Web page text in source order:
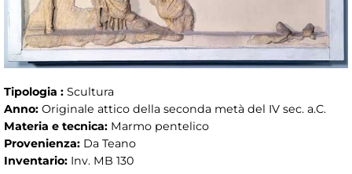
Tipologia : Scultura
Anno: Originale attico della seconda metà del IV sec. a.C.
Materia e tecnica: Marmo pentelico
Provenienza: Da Teano
Inventario: Inv. MB 130